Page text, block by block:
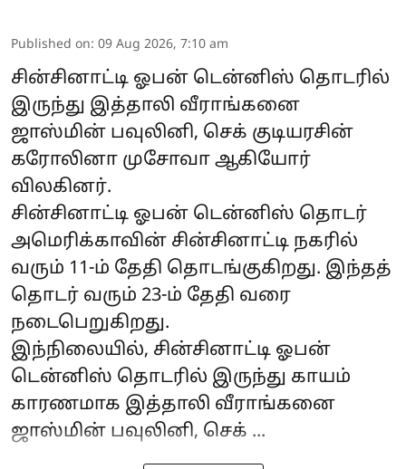
Published on: 09 Aug 2026, 7:10 am
சின்சினாட்டி ஓபன் டென்னிஸ் தொடரில்
இருந்து இத்தாலி வீராங்கனை
ஜாஸ்மின் பவுலினி, செக் குடியரசின்
கரோலினா முசோவா ஆகியோர்
விலகினர்.
சின்சினாட்டி ஓபன் டென்னிஸ் தொடர்
அமெரிக்காவின் சின்சினாட்டி நகரில்
வரும் 11-ம் தேதி தொடங்குகிறது. இந்தத்
தொடர் வரும் 23-ம் தேதி வரை
நடைபெறுகிறது.
இந்நிலையில், சின்சினாட்டி ஓபன்
டென்னிஸ் தொடரில் இருந்து காயம்
காரணமாக இத்தாலி வீராங்கனை
ஜாஸ்மின் பவுலினி, செக் ...